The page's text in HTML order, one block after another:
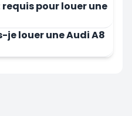
pour louer une
je louer une Audi A8